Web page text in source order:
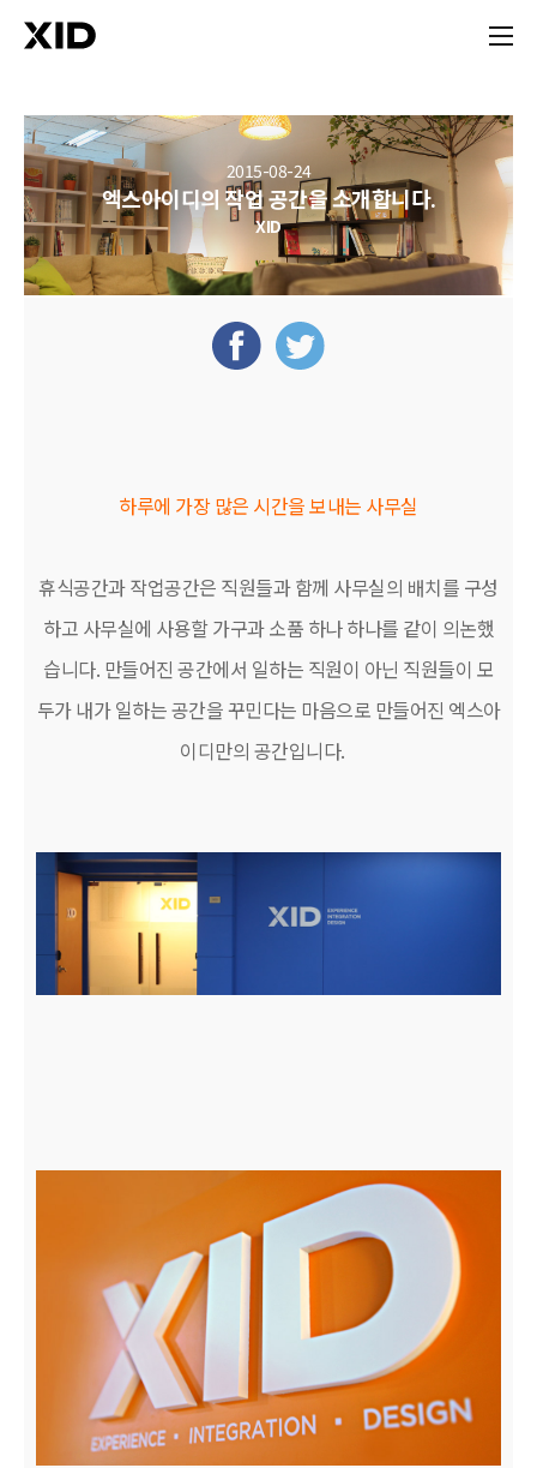
2015-08-24
엑스아이디의 작업 공간을소개합니다.
XID
하루에 가장 많은 시간을 보내는 사무실
휴식공간과 작업공간은 직원들과 함께 사무실의 배치를 구성
하고 사무실에 사용할 가구과 소품 하나 하나를 같이 의논했
습니다. 만들어진 공간에서 일하는 직원이 아닌 직원들이 모
두가 내가 일하는 공간을 꾸민다는 마음으로 만들어진 엑스아
이디만의 공간입니다.